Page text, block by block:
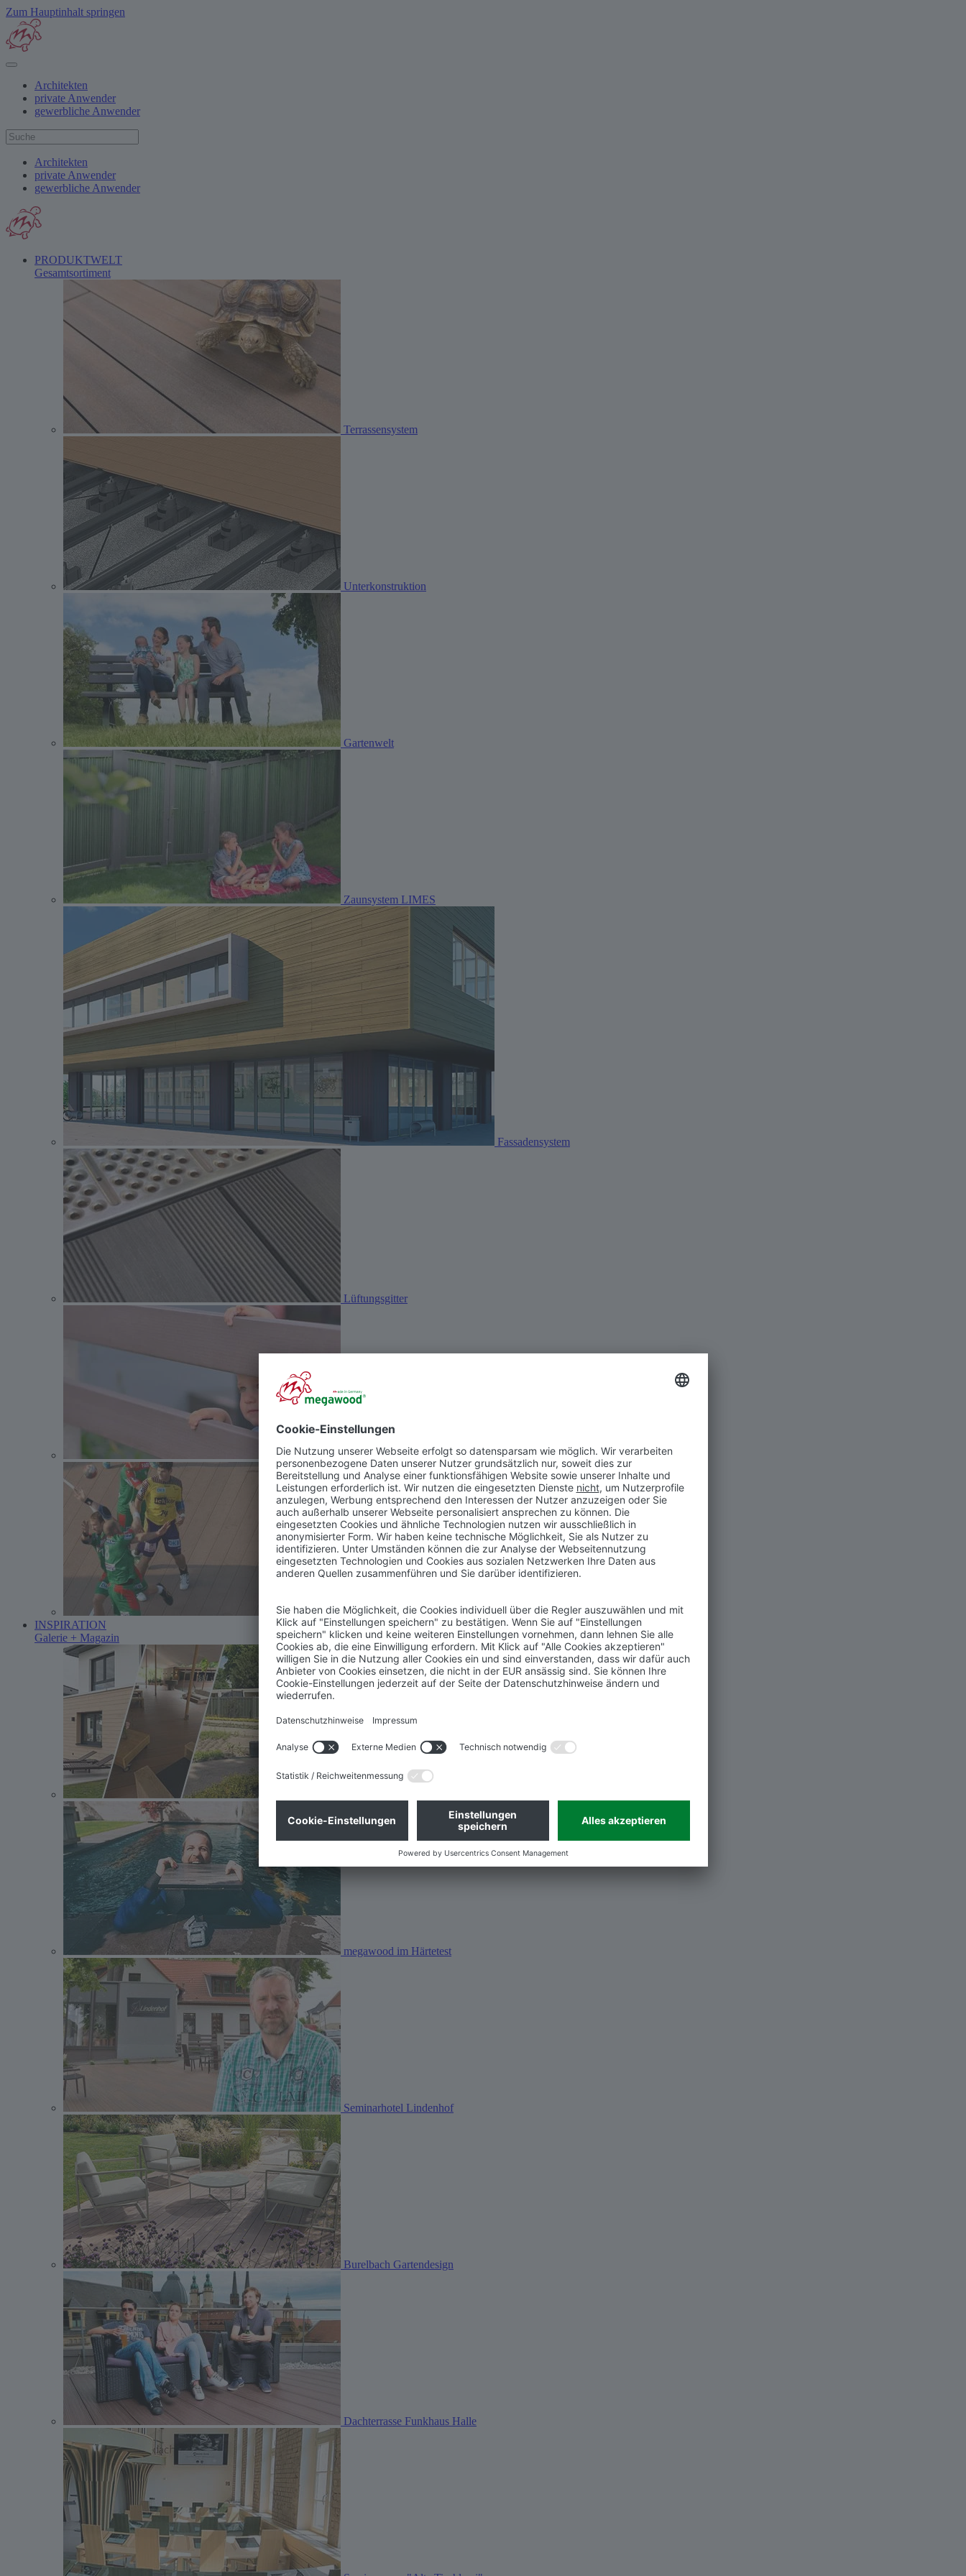
Zum Hauptinhalt springen
Architekten
private Anwender
gewerbliche Anwender
Architekten
private Anwender
gewerbliche Anwender
PRODUKTWELT
Gesamtsortiment
Terrassensystem
Unterkonstruktion
Gartenwelt
Zaunsystem LIMES
Fassadensystem
Lüftungsgitter
Konstruktionsholz
Sportboden, Spielgeräte, Möbel, Solarunterkonstruktionen
INSPIRATION
Galerie + Magazin
megawood im Härtetest
Seminarhotel Lindenhof
Burelbach Gartendesign
Dachterrasse Funkhaus Halle